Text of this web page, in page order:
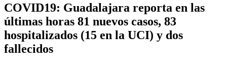
COVID19: Guadalajara reporta en las
últimas horas 81 nuevos casos, 83
hospitalizados (15 en la UCI) y dos
fallecidos